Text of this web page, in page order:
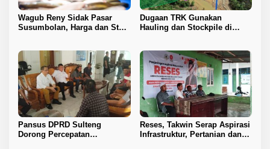
Wagub Reny Sidak Pasar
Susumbolan, Harga dan Stok
Dugaan TRK Gunakan
Hauling dan Stockpile di
Pansus DPRD Sulteng
Dorong Percepatan
Reses, Takwin Serap Aspirasi
Infrastruktur, Pertanian dan